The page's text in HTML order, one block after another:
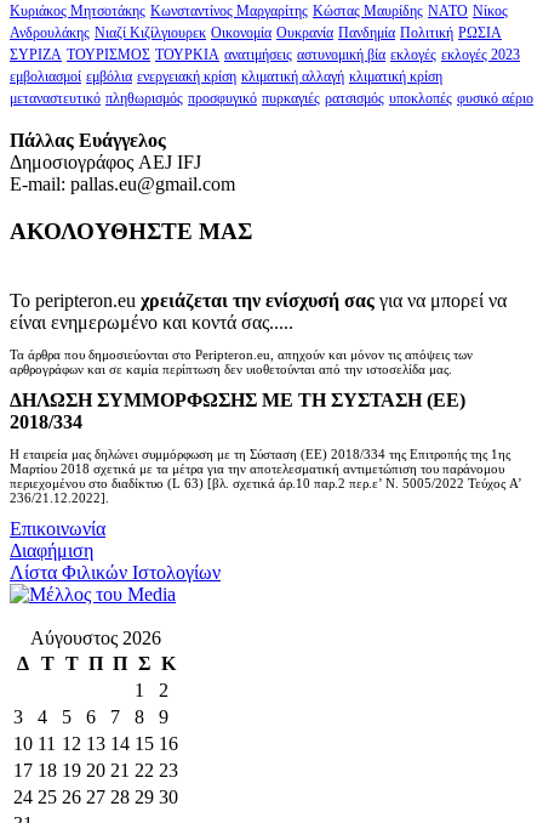
Κυριάκος Μητσοτάκης Κωνσταντίνος Μαργαρίτης Κώστας Μαυρίδης ΝΑΤΟ Νίκος
Ανδρουλάκης Νιαζί Κιζίλγιουρεκ Οικονομία Ουκρανία Πανδημία Πολιτική ΡΩΣΙΑ
ΣΥΡΙΖΑ ΤΟΥΡΙΣΜΟΣ ΤΟΥΡΚΙΑ ανατιμήσεις αστυνομική βία εκλογές εκλογές 2023
εμβολιασμοί εμβόλια ενεργειακή κρίση κλιματική αλλαγή κλιματική κρίση
μεταναστευτικό πληθωρισμός προσφυγικό πυρκαγιές ρατσισμός υποκλοπές φυσικό αέριο
Πάλλας Ευάγγελος
Δημοσιογράφος AEJ ΙFJ
E-mail: pallas.eu@gmail.com
ΑΚΟΛΟΥΘΗΣΤΕ ΜΑΣ
Το peripteron.eu χρειάζεται την ενίσχυσή σας για να μπορεί να
είναι ενημερωμένο και κοντά σας.....
Τα άρθρα που δημοσιεύονται στο Peripteron.eu, απηχούν και μόνον τις απόψεις των
αρθρογράφων και σε καμία περίπτωση δεν υιοθετούνται από την ιστοσελίδα μας.
ΔΗΛΩΣΗ ΣΥΜΜΟΡΦΩΣΗΣ ΜΕ ΤΗ ΣΥΣΤΑΣΗ (ΕΕ)
2018/334
Η εταιρεία μας δηλώνει συμμόρφωση με τη Σύσταση (ΕΕ) 2018/334 της Επιτροπής της 1ης
Μαρτίου 2018 σχετικά με τα μέτρα για την αποτελεσματική αντιμετώπιση του παράνομου
περιεχομένου στο διαδίκτυο (L 63) [βλ. σχετικά άρ.10 παρ.2 περ.ε’ Ν. 5005/2022 Τεύχος A’
236/21.12.2022].
Επικοινωνία
Διαφήμιση
Λίστα Φιλικών Ιστολογίων
Αύγουστος 2026
Δ Τ Τ Π Π Σ Κ
1
2
3
4 5 6 7 8
9
10 11 12 13 14 15 16
17 18 19 20 21 22 23
24 25 26 27 28 29 30